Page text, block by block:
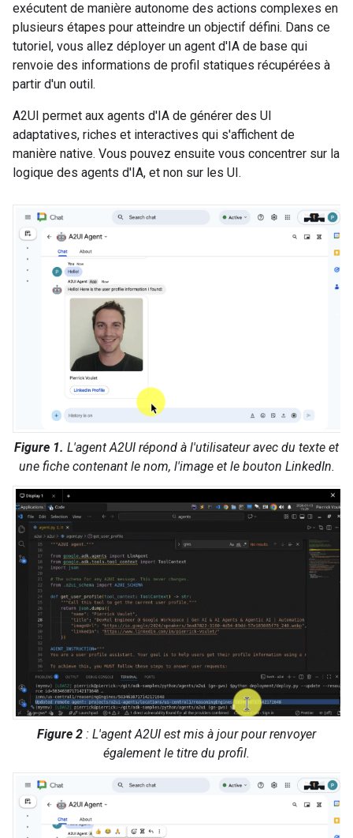
exécutent de manière autonome des actions complexes en
plusieurs étapes pour atteindre un objectif défini. Dans ce
tutoriel, vous allez déployer un agent d'IA de base qui
renvoie des informations de profil statiques récupérées à
partir d'un outil.
A2UI permet aux agents d'IA de générer des UI
adaptatives, riches et interactives qui s'affichent de
manière native. Vous pouvez ensuite vous concentrer sur la
logique des agents d'IA, et non sur les UI.
Figure 1. L'agent A2UI répond à l'utilisateur avec du texte et
une fiche contenant le nom, l'image et le bouton LinkedIn.
Figure 2 : L'agent A2UI est mis à jour pour renvoyer
également le titre du profil.